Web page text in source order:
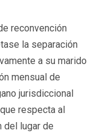
reconvención
la separación
a su marido
mensual de
jurisdiccional
respecta al
del lugar de